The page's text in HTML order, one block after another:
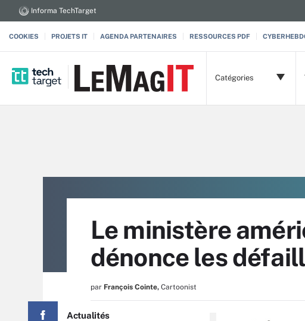
Informa TechTarget
COOKIES PROJETS IT AGENDA PARTENAIRES RESSOURCES PDF
Catégories
Le ministère
dénonce les
par François Cointe, Cartoonist
Actualités